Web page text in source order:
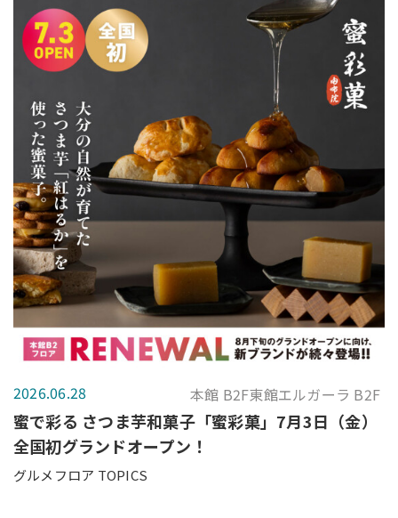
2026.06.28 本館 B2F東館エルガーラ B2F
蜜で彩る さつま芋和菓子「蜜彩菓」7月3日（金）
全国初グランドオープン！
グルメフロア TOPICS